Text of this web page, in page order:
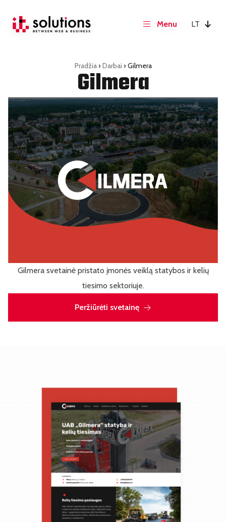
LT
Pradžia› Darbai › Gilmera
Gilmera
Gilmera svetainė pristato įmonės veiklą statybos ir kelių
tiesimo sektoriuje.
Peržiūrėti svetainę